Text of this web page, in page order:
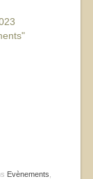
Evènements